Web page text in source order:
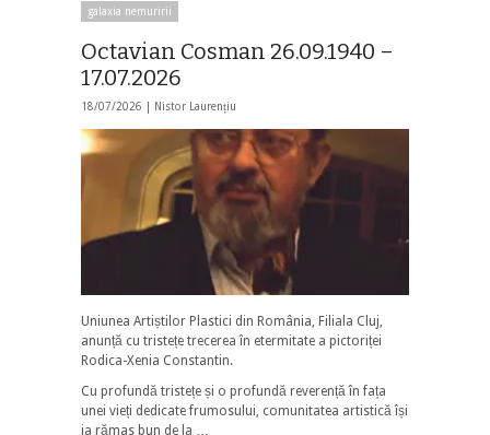
galaxia nemuririi
Octavian Cosman 26.09.1940 –
17.07.2026
18/07/2026 | Nistor Laurențiu
Uniunea Artiștilor Plastici din România, Filiala Cluj,
anunță cu tristețe trecerea în etermitate a pictoriței
Rodica-Xenia Constantin.
Cu profundă tristețe și o profundă reverență în fața
unei vieți dedicate frumosului, comunitatea artistică își
ia rămas bun de la …